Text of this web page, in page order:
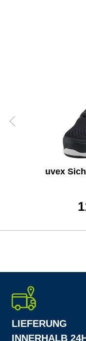
uvex
LIEFERUNG
INNERHALB